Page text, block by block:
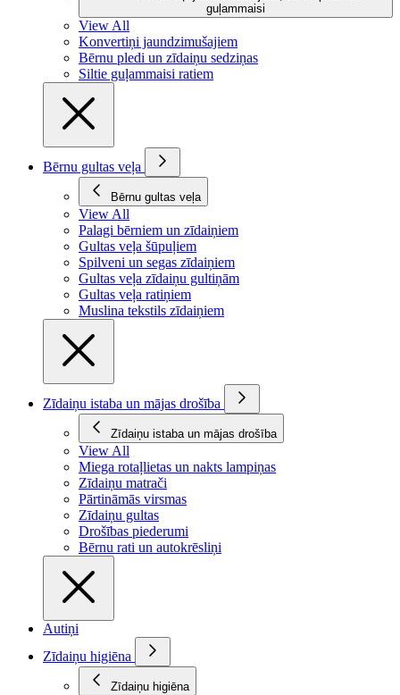
guļammaisi
View All
Konvertiņi jaundzimušajiem
Bērnu pledi un zīdaiņu sedziņas
Siltie guļammaisi ratiem
Bērnu gultas veļa
Bērnu gultas veļa
View All
Palagi bērniem un zīdaiņiem
Gultas veļa šūpuļiem
Spilveni un segas zīdaiņiem
Gultas veļa zīdaiņu gultiņām
Gultas veļa ratiņiem
Muslina tekstils zīdaiņiem
Zīdaiņu istaba un mājas drošība
Zīdaiņu istaba un mājas drošība
View All
Miega rotaļlietas un nakts lampiņas
Zīdaiņu matrači
Pārtināmās virsmas
Zīdaiņu gultas
Drošības piederumi
Bērnu rati un autokrēsliņi
Autiņi
Zīdaiņu higiēna
Zīdaiņu higiēna